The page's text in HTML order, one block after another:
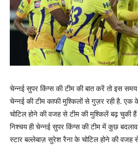
चेन्नई सुपर किंग्स की टीम की बात करें तो इस
चेन्नई की टीम काफी मुश्किलों से गुज़र रही है. एक
चोटिल होने की वजह से टीम की मुश्किलें बढ़
निश्चय ही चेन्नई सुपर किंग्स की टीम में कुछ
स्टार बल्लेबाज़ सुरेश रैना के चोटिल होने की